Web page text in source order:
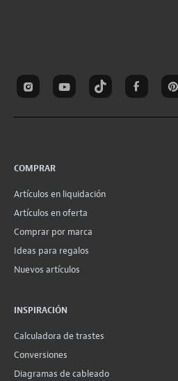
COMPRAR
Artículos en liquidación
Artículos en oferta
Comprar por marca
Ideas para regalos
Nuevos artículos
INSPIRACIÓN
Calculadora de trastes
Conversiones
Diagramas de cableado